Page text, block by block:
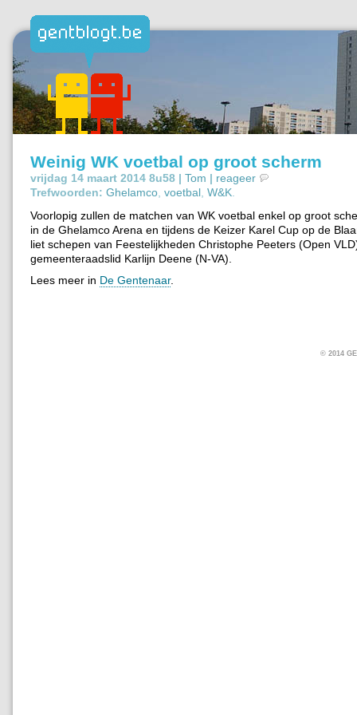
Weinig WK voetbal op groot scherm
vrijdag 14 maart 2014 8u58 | Tom | reageer
Trefwoorden: Ghelamco voetbal W&K
Voorlopig zullen de matchen van WK voetbal enkel op groot
in de Ghelamco Arena en tijdens de Keizer Karel Cup op de
liet schepen van Feestelijkheden Christophe Peeters (Open
gemeenteraadslid Karlijn Deene (N-VA).
Lees meer in De Gentenaar.
© 2014